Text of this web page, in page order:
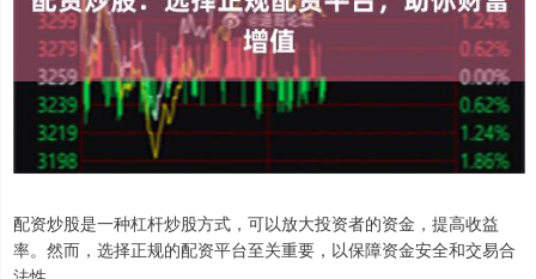
配资炒股是一种杠杆炒股方式，可以放大投资者的资金，提高收益
率。然而，选择正规的配资平台至关重要，以保障资金安全和交易合